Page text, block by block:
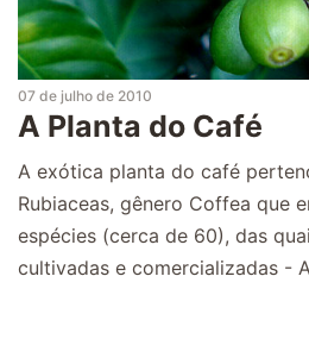
07 de julho de 2010
A Planta do Café
A exótica planta do café
Rubiaceas, gênero Coffea que
espécies (cerca de 60), das
cultivadas e comercializadas -